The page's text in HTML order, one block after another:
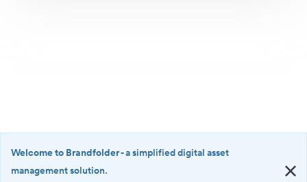
Welcome to Brandfolder- a simplified digital asset
management solution.